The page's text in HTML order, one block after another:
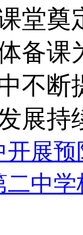
堂奠
备课
不断
展持
开展
二中